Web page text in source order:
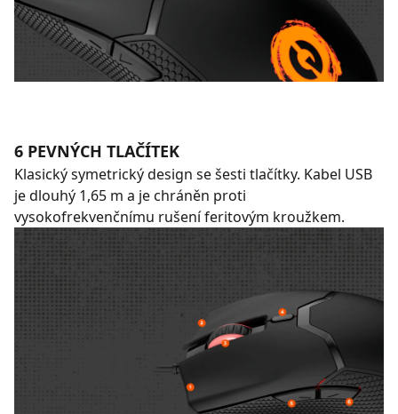
6 PEVNÝCH TLAČÍTEK
Klasický symetrický design se šesti tlačítky. Kabel USB
je dlouhý 1,65 m a je chráněn proti
vysokofrekvenčnímu rušení feritovým kroužkem.